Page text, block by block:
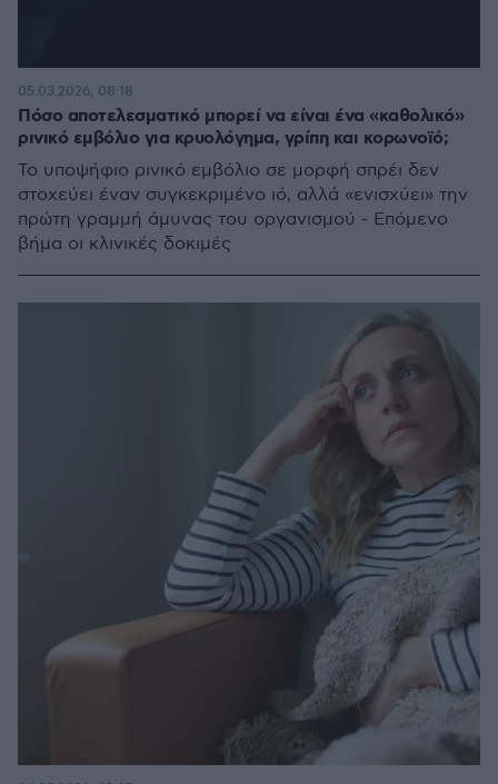
Πόσο αποτελεσματικό μπορεί να είναι ένα «καθολικό»
ρινικό εμβόλιο για κρυολόγημα, γρίπη και κορωνοϊό;
Το υποψήφιο ρινικό εμβόλιο σε μορφή σπρέι δεν
στοχεύει έναν συγκεκριμένο ιό, αλλά «ενισχύει» την
πρώτη γραμμή άμυνας του οργανισμού - Επόμενο
βήμα οι κλινικές δοκιμές
05.03.2026, 08:18